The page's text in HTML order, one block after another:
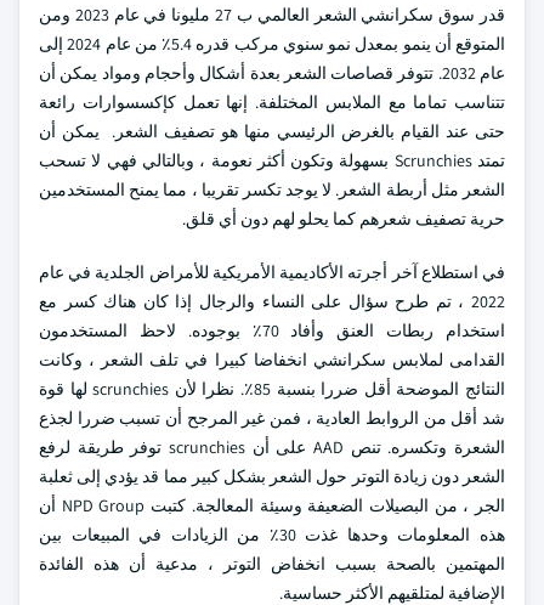
قدر سوق سكرانشي الشعر العالمي ب 27 مليونا في عام 2023 ومن
المتوقع أن ينمو بمعدل نمو سنوي مركب قدره 5.4٪ من عام 2024 إلى
عام 2032. تتوفر قصاصات الشعر بعدة أشكال وأحجام ومواد يمكن أن
تتناسب تماما مع الملابس المختلفة. إنها تعمل كإكسسوارات رائعة
حتى عند القيام بالغرض الرئيسي منها هو تصفيف الشعر. يمكن أن
تمتد Scrunchies بسهولة وتكون أكثر نعومة ، وبالتالي فهي لا تسحب
الشعر مثل أربطة الشعر. لا يوجد تكسر تقريبا ، مما يمنح المستخدمين
حرية تصفيف شعرهم كما يحلو لهم دون أي قلق.
في استطلاع آخر أجرته الأكاديمية الأمريكية للأمراض الجلدية في عام
2022 ، تم طرح سؤال على النساء والرجال إذا كان هناك كسر مع
استخدام ربطات العنق وأفاد 70٪ بوجوده. لاحظ المستخدمون
القدامى لملابس سكرانشي انخفاضا كبيرا في تلف الشعر ، وكانت
النتائج الموضحة أقل ضررا بنسبة 85٪. نظرا لأن scrunchies لها قوة
شد أقل من الروابط العادية ، فمن غير المرجح أن تسبب ضررا لجذع
الشعرة وتكسره. تنص AAD على أن scrunchies توفر طريقة لرفع
الشعر دون زيادة التوتر حول الشعر بشكل كبير مما قد يؤدي إلى ثعلبة
الجر ، من البصيلات الضعيفة وسيئة المعالجة. كتبت NPD Group أن
هذه المعلومات وحدها غذت 30٪ من الزيادات في المبيعات بين
المهتمين بالصحة بسبب انخفاض التوتر ، مدعية أن هذه الفائدة
الإضافية لمتلقيهم الأكثر حساسية.